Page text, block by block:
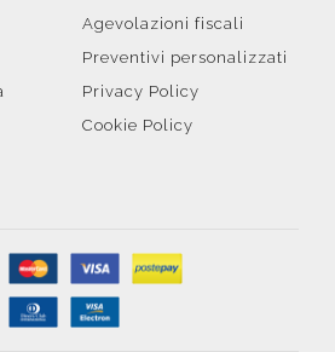
Agevolazioni fiscali
Preventivi personalizzati
Privacy Policy
Cookie Policy